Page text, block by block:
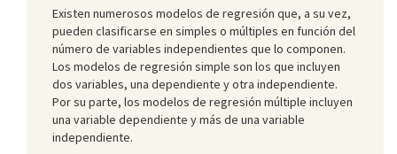
Existen numerosos modelos de regresión que, a su vez,
pueden clasificarse en simples o múltiples en función del
número de variables independientes que lo componen.
Los modelos de regresión simple son los que incluyen
dos variables, una dependiente y otra independiente.
Por su parte, los modelos de regresión múltiple incluyen
una variable dependiente y más de una variable
independiente.